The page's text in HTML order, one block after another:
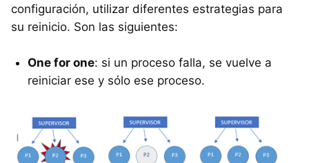
configuración, utilizar diferentes estrategias para
su reinicio. Son las siguientes:
One for one: si un proceso falla, se vuelve a
reiniciar ese y sólo ese proceso.